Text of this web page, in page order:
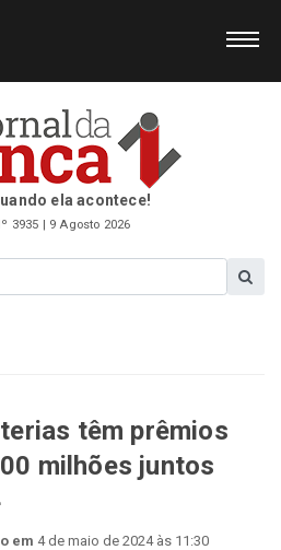
ela acontece!
3935 | 9 Agosto 2026
têm prêmios
milhões juntos
em 4 de maio de 2024 às 11:30